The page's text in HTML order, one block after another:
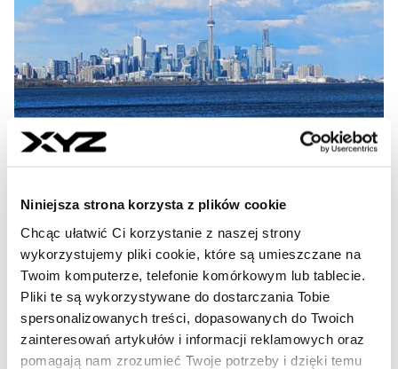
Niniejsza strona korzysta z plików cookie
Chcąc ułatwić Ci korzystanie z naszej strony
wykorzystujemy pliki cookie, które są umieszczane na
Twoim komputerze, telefonie komórkowym lub tablecie.
Pliki te są wykorzystywane do dostarczania Tobie
spersonalizowanych treści, dopasowanych do Twoich
zainteresowań artykułów i informacji reklamowych oraz
pomagają nam zrozumieć Twoje potrzeby i dzięki temu
Lotnisko Billy Bishop dzieli Kanadę.
W tle przyroda, mieszkania i